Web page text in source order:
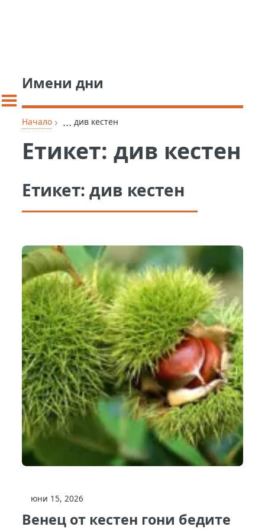
Имени дни
Начало › ... див кестен
Етикет:див кестен
Етикет:див кестен
юни 15, 2026
Венец от кестен гони бедите